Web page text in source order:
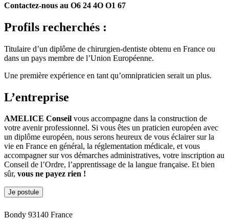
Contactez-nous au O6 24 4O O1 67
Profils recherchés :
Titulaire d’un diplôme de chirurgien-dentiste obtenu en France ou
dans un pays membre de l’Union Européenne.
Une première expérience en tant qu’omnipraticien serait un plus.
L’entreprise
AMELICE Conseil vous accompagne dans la construction de
votre avenir professionnel. Si vous êtes un praticien européen avec
un diplôme européen, nous serons heureux de vous éclairer sur la
vie en France en général, la réglementation médicale, et vous
accompagner sur vos démarches administratives, votre inscription au
Conseil de l’Ordre, l’apprentissage de la langue française. Et bien
sûr, vous ne payez rien !
Je postule
Bondy 93140 France